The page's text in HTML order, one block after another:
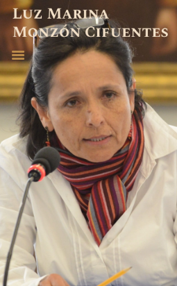
ABOGADA
EXPERIENCIA
PUBLICACIONES
CONTACTO